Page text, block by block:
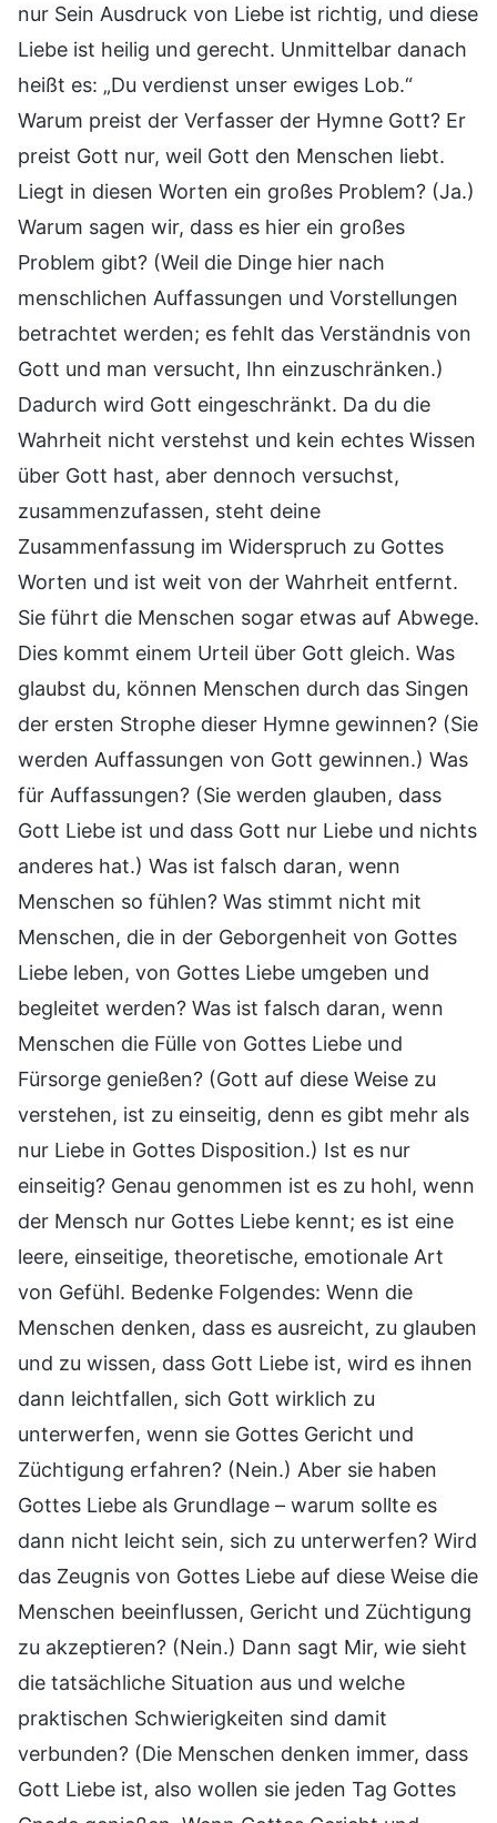
nur Sein Ausdruck von Liebe ist richtig, und diese
Liebe ist heilig und gerecht. Unmittelbar danach
heißt es: „Du verdienst unser ewiges Lob.“
Warum preist der Verfasser der Hymne Gott? Er
preist Gott nur, weil Gott den Menschen liebt.
Liegt in diesen Worten ein großes Problem? (Ja.)
Warum sagen wir, dass es hier ein großes
Problem gibt? (Weil die Dinge hier nach
menschlichen Auffassungen und Vorstellungen
betrachtet werden; es fehlt das Verständnis von
Gott und man versucht, Ihn einzuschränken.)
Dadurch wird Gott eingeschränkt. Da du die
Wahrheit nicht verstehst und kein echtes Wissen
über Gott hast, aber dennoch versuchst,
zusammenzufassen, steht deine
Zusammenfassung im Widerspruch zu Gottes
Worten und ist weit von der Wahrheit entfernt.
Sie führt die Menschen sogar etwas auf Abwege.
Dies kommt einem Urteil über Gott gleich. Was
glaubst du, können Menschen durch das Singen
der ersten Strophe dieser Hymne gewinnen? (Sie
werden Auffassungen von Gott gewinnen.) Was
für Auffassungen? (Sie werden glauben, dass
Gott Liebe ist und dass Gott nur Liebe und nichts
anderes hat.) Was ist falsch daran, wenn
Menschen so fühlen? Was stimmt nicht mit
Menschen, die in der Geborgenheit von Gottes
Liebe leben, von Gottes Liebe umgeben und
begleitet werden? Was ist falsch daran, wenn
Menschen die Fülle von Gottes Liebe und
Fürsorge genießen? (Gott auf diese Weise zu
verstehen, ist zu einseitig, denn es gibt mehr als
nur Liebe in Gottes Disposition.) Ist es nur
einseitig? Genau genommen ist es zu hohl, wenn
der Mensch nur Gottes Liebe kennt; es ist eine
leere, einseitige, theoretische, emotionale Art
von Gefühl. Bedenke Folgendes: Wenn die
Menschen denken, dass es ausreicht, zu glauben
und zu wissen, dass Gott Liebe ist, wird es ihnen
dann leichtfallen, sich Gott wirklich zu
unterwerfen, wenn sie Gottes Gericht und
Züchtigung erfahren? (Nein.) Aber sie haben
Gottes Liebe als Grundlage – warum sollte es
dann nicht leicht sein, sich zu unterwerfen? Wird
das Zeugnis von Gottes Liebe auf diese Weise die
Menschen beeinflussen, Gericht und Züchtigung
zu akzeptieren? (Nein.) Dann sagt Mir, wie sieht
die tatsächliche Situation aus und welche
praktischen Schwierigkeiten sind damit
verbunden? (Die Menschen denken immer, dass
Gott Liebe ist, also wollen sie jeden Tag Gottes